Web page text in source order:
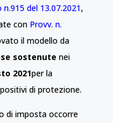
del 13.07.2021,
con Provv. n.
il modello da
sostenute nei
2021per la
di protezione.
di imposta occorre